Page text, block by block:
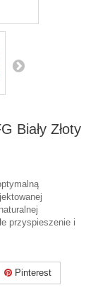
Biały Złoty
przyspieszenie i
Pinterest